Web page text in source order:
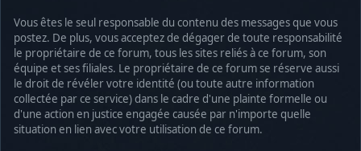
Vous êtes le seul responsable du contenu des messages que vous
postez. De plus, vous acceptez de dégager de toute responsabilité
le propriétaire de ce forum, tous les sites reliés à ce forum, son
équipe et ses filiales. Le propriétaire de ce forum se réserve aussi
le droit de révéler votre identité (ou toute autre information
collectée par ce service) dans le cadre d'une plainte formelle ou
d'une action en justice engagée causée par n'importe quelle
situation en lien avec votre utilisation de ce forum.